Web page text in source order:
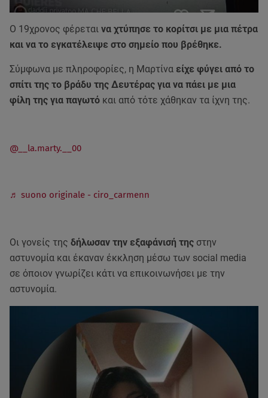
Ο 19χρονος φέρεται να χτύπησε το κορίτσι με μια πέτρα
και να το εγκατέλειψε στο σημείο που βρέθηκε.
Σύμφωνα με πληροφορίες, η Μαρτίνα είχε φύγει από το
σπίτι της το βράδυ της Δευτέρας για να πάει με μια
φίλη της για παγωτό και από τότε χάθηκαν τα ίχνη της.
@__la.marty.__00
♬ suono originale - ciro_carmenn
Οι γονείς της δήλωσαν την εξαφάνισή της στην
αστυνομία και έκαναν έκκληση μέσω των social media
σε όποιον γνωρίζει κάτι να επικοινωνήσει με την
αστυνομία.